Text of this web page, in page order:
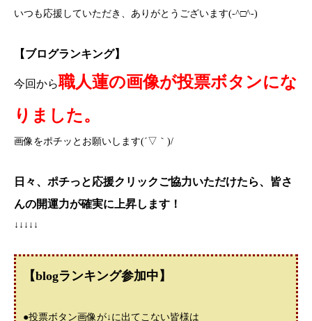
いつも応援していただき、ありがとうございます(-^□^-)
【ブログランキング】
今回から職人蓮の画像が投票ボタンにな
りました。
画像をポチッとお願いします(´▽｀)/
日々、ポチっと応援クリックご協力いただけたら、 皆さ
んの開運力が確実に上昇します！
↓↓↓↓↓
【blogランキング参加中】
●投票ボタン画像が↓に出てこない皆様は